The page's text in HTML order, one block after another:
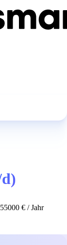
€ / Jahr